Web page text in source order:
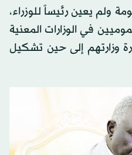
ولم يعين رئيساً للوزراء،
في الوزارات المعنية
وزارتهم إلى حين تشكيل